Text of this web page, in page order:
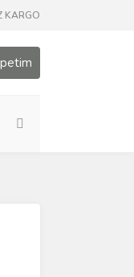
KARGO